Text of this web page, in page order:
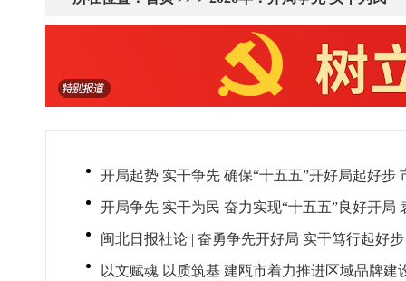
开局起势 实干争先 确保“十五五”开好局起好步
开局争先 实干为民 奋力实现“十五五”良好开局
闽北日报社论 | 奋勇争先开好局 实干笃行起好步
以文赋魂 以质筑基 建瓯市着力推进区域品牌建